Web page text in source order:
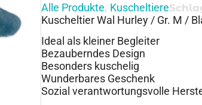
Alle Produkte, Kuscheltiere
Kuscheltier Wal Hurley / Gr. M /
Ideal als kleiner Begleiter
Bezauberndes Design
Besonders kuschelig
Wunderbares Geschenk
Sozial verantwortungsvolle